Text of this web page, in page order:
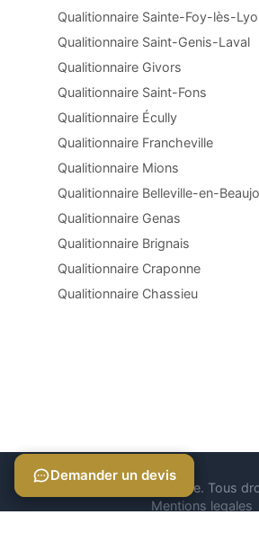
Qualitionnaire Sainte-Foy-lès-
Qualitionnaire Saint-Genis-Laval
Qualitionnaire Givors
Qualitionnaire Saint-Fons
Qualitionnaire Écully
Qualitionnaire Francheville
Qualitionnaire Mions
Qualitionnaire Belleville-en-
Qualitionnaire Genas
Qualitionnaire Brignais
Qualitionnaire Craponne
Qualitionnaire Chassieu
© 2026 Qualitionnaire. Tous
Mentions legales
Demander un devis
Demander un devis